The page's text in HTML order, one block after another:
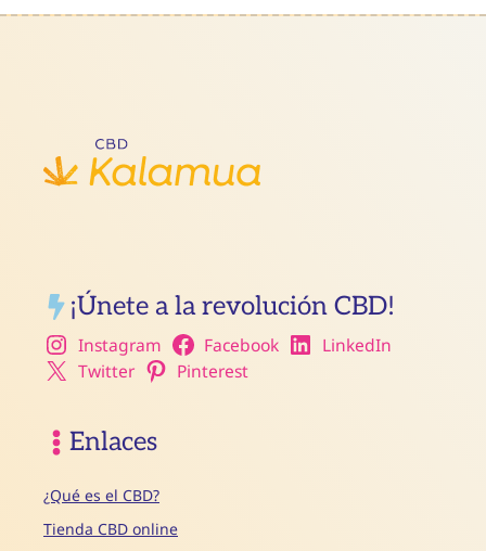
¡Únete a la revolución CBD!
Instagram Facebook
LinkedIn
Twitter
Pinterest
Enlaces
¿Qué es el CBD?
Tienda CBD online